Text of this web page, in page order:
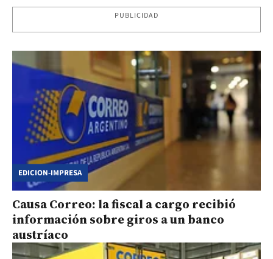
PUBLICIDAD
EDICION-IMPRESA
Causa Correo: la fiscal a cargo recibió
información sobre giros a un banco
austríaco